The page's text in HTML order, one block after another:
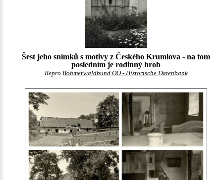
Šest jeho snímků s motivy z Českého Krumlova - na tom
posledním je rodinný hrob
Repro Böhmerwaldbund OÖ - Historische Datenbank